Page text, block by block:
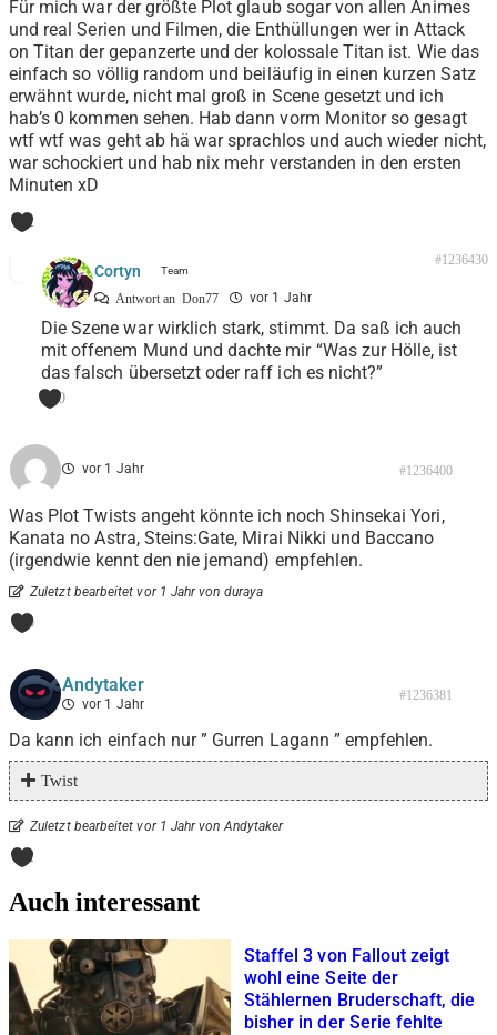
Für mich war der größte Plot glaub sogar von allen Animes
und real Serien und Filmen, die Enthüllungen wer in Attack
on Titan der gepanzerte und der kolossale Titan ist. Wie das
einfach so völlig random und beiläufig in einen kurzen Satz
erwähnt wurde, nicht mal groß in Scene gesetzt und ich
hab’s 0 kommen sehen. Hab dann vorm Monitor so gesagt
wtf wtf was geht ab hä war sprachlos und auch wieder nicht,
war schockiert und hab nix mehr verstanden in den ersten
Minuten xD
1
Cortyn
Antwort an Don77 vor 1 Jahr
#1236430
Die Szene war wirklich stark, stimmt. Da saß ich auch
mit offenem Mund und dachte mir “Was zur Hölle, ist
das falsch übersetzt oder raff ich es nicht?”
0
vor 1 Jahr #1236400
Was Plot Twists angeht könnte ich noch Shinsekai Yori,
Kanata no Astra, Steins:Gate, Mirai Nikki und Baccano
(irgendwie kennt den nie jemand) empfehlen.
Zuletzt bearbeitet vor 1 Jahr von duraya
0
Andytaker
vor 1 Jahr
#1236381
Da kann ich einfach nur ” Gurren Lagann ” empfehlen.
Twist
Zuletzt bearbeitet vor 1 Jahr von Andytaker
1
Auch interessant
Staffel 3 von Fallout zeigt
wohl eine Seite der
Stählernen Bruderschaft, die
bisher in der Serie fehlte